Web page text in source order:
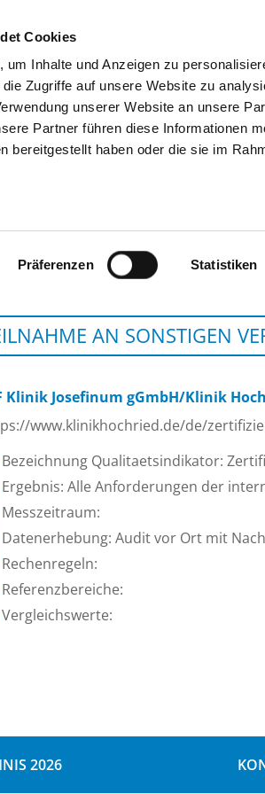
Cookies
um Inhalte und Anzeigen zu
Zugriffe auf unsere Website zu
unserer Website an unsere
Partner führen diese Informationen
bereitgestellt haben oder die sie im
Präferenzen Statistiken
SUCHEN TIPPS &
AN SONSTIGEN
Klinik Josefinum gGmbH/Klinik
www.klinikhochried.de/de/
Bezeichnung Qualitaetsindikator:
Ergebnis: Alle Anforderungen der
Messzeitraum:
Datenerhebung: Audit vor Ort mit
Rechenregeln:
Referenzbereiche:
Vergleichswerte:
2026